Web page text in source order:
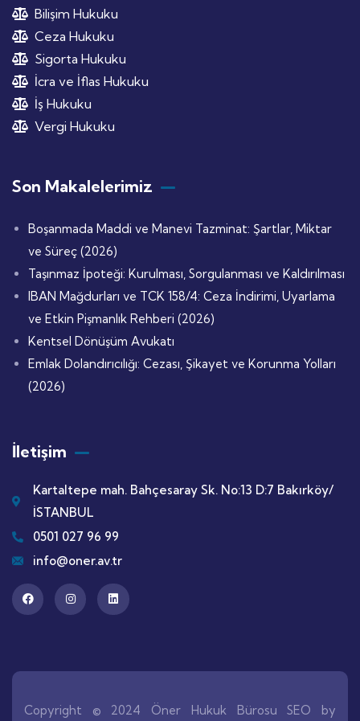
Bilişim Hukuku
Ceza Hukuku
Sigorta Hukuku
İcra ve İflas Hukuku
İş Hukuku
Vergi Hukuku
Son Makalelerimiz
Boşanmada Maddi ve Manevi Tazminat: Şartlar, Miktar
ve Süreç (2026)
Taşınmaz İpoteği: Kurulması, Sorgulanması ve Kaldırılması
IBAN Mağdurları ve TCK 158/4: Ceza İndirimi, Uyarlama
ve Etkin Pişmanlık Rehberi (2026)
Kentsel Dönüşüm Avukatı
Emlak Dolandırıcılığı: Cezası, Şikayet ve Korunma Yolları
(2026)
İletişim
Kartaltepe mah. Bahçesaray Sk. No:13 D:7 Bakırköy/
İSTANBUL
0501 027 96 99
info@oner.av.tr
Copyright © 2024 Öner Hukuk Bürosu SEO by